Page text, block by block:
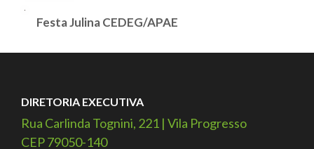
Festa Julina CEDEG/APAE
DIRETORIA EXECUTIVA
Rua Carlinda Tognini, 221 | Vila Progresso
CEP 79050-140